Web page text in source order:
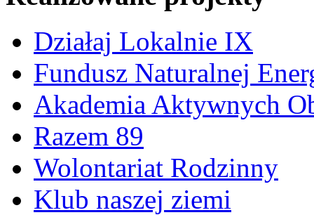
Działaj Lokalnie IX
Fundusz Naturalnej
Akademia Aktywnych
Razem 89
Wolontariat Rodzinny
Klub naszej ziemi